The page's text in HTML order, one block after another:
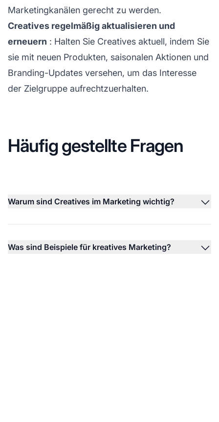
Marketingkanälen gerecht zu werden.
Creatives regelmäßig aktualisieren und
erneuern : Halten Sie Creatives aktuell, indem Sie
sie mit neuen Produkten, saisonalen Aktionen und
Branding-Updates versehen, um das Interesse
der Zielgruppe aufrechtzuerhalten.
Häufig gestellte Fragen
Warum sind Creatives im Marketing wichtig?
Was sind Beispiele für kreatives Marketing?